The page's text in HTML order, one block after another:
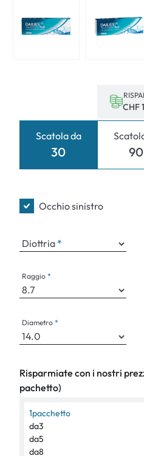
Scatola da
30
CHF
90
Occhio sinistro
Diottria
Raggio
Diametro
Risparmiate con i nostri
pachetto)
1pacchetto
da3
da5
da8